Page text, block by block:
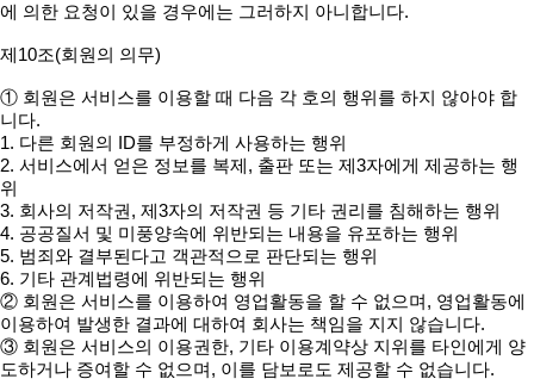
에 의한 요청이 있을 경우에는 그러하지 아니합니다.
제10조(회원의 의무)
① 회원은 서비스를 이용할 때 다음 각 호의 행위를 하지 않아야 합
니다.
1. 다른 회원의 ID를 부정하게 사용하는 행위
2. 서비스에서 얻은 정보를 복제, 출판 또는 제3자에게 제공하는 행
위
3. 회사의 저작권, 제3자의 저작권 등 기타 권리를 침해하는 행위
4. 공공질서 및 미풍양속에 위반되는 내용을 유포하는 행위
5. 범죄와 결부된다고 객관적으로 판단되는 행위
6. 기타 관계법령에 위반되는 행위
② 회원은 서비스를 이용하여 영업활동을 할 수 없으며, 영업활동에
이용하여 발생한 결과에 대하여 회사는 책임을 지지 않습니다.
③ 회원은 서비스의 이용권한, 기타 이용계약상 지위를 타인에게 양
도하거나 증여할 수 없으며, 이를 담보로도 제공할 수 없습니다.